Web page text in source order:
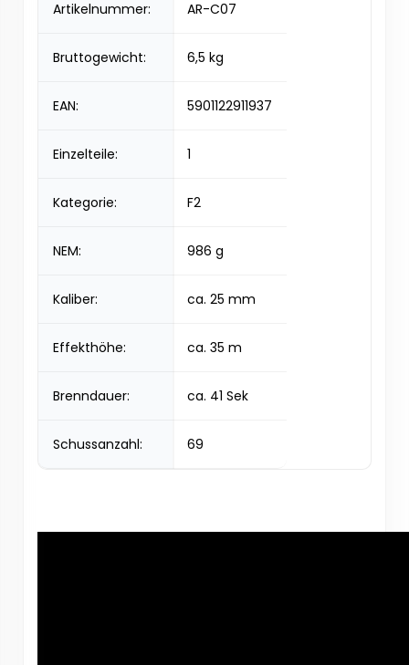
Artikelnummer: AR-C07
Bruttogewicht: 6,5 kg
EAN: 5901122911937
Einzelteile: 1
Kategorie: F2
NEM: 986 g
Kaliber: ca. 25 mm
Effekthöhe: ca. 35 m
Brenndauer: ca. 41 Sek
Schussanzahl: 69